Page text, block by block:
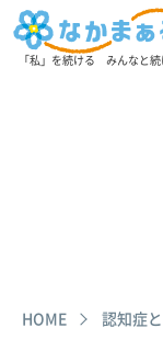
「私」を続ける みんなと続
HOME 認知症